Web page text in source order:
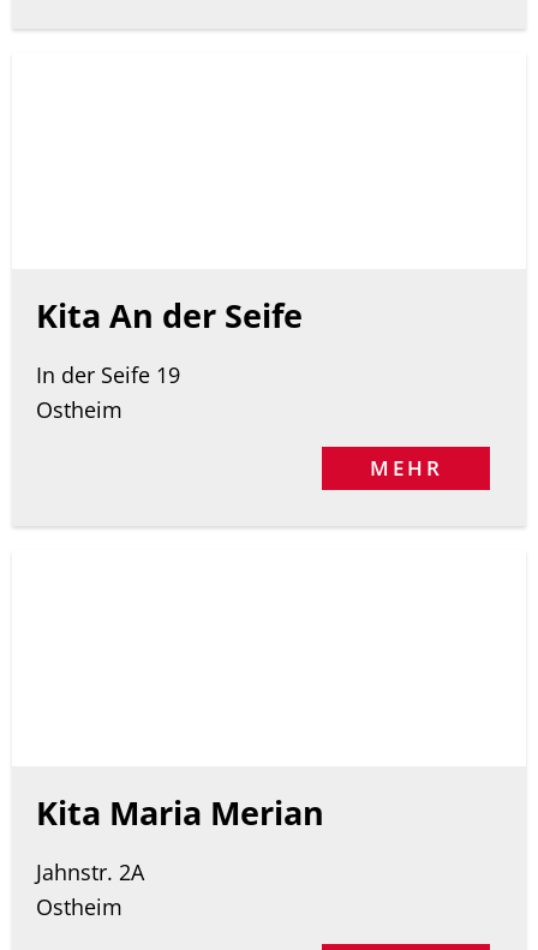
Kita An der Seife
In der Seife 19
Ostheim
MEHR
Kita Maria Merian
Jahnstr. 2A
Ostheim